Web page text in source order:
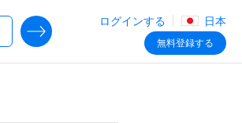
ログインする 日本
無料登録する
SEARCH DEALS